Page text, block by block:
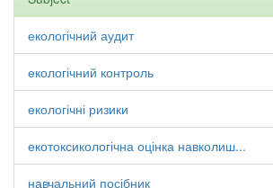
екологічний аудит
екологічний контроль
екологічні ризики
екотоксикологічна оцінка навколиш...
навчальний посібник